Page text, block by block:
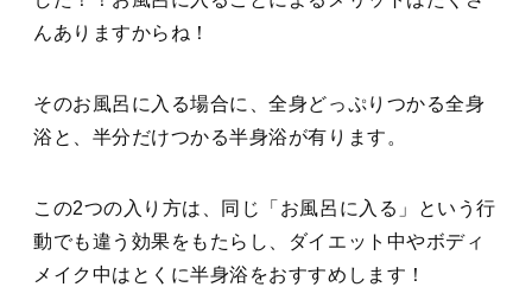
んありますからね！
そのお風呂に入る場合に、全身どっぷりつかる全身
浴と、半分だけつかる半身浴が有ります。
この2つの入り方は、同じ「お風呂に入る」という行
動でも違う効果をもたらし、ダイエット中やボディ
メイク中はとくに半身浴をおすすめします！